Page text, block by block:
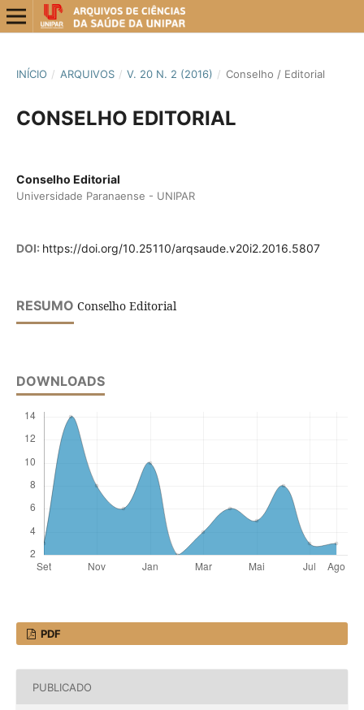
INÍCIO / ARQUIVOS / V. 20 N. 2 (2016) / Conselho / Editorial
CONSELHO EDITORIAL
Conselho Editorial
Universidade Paranaense - UNIPAR
DOI: https://doi.org/10.25110/arqsaude.v20i2.2016.5807
RESUMO Conselho Editorial
DOWNLOADS
PDF
PUBLICADO